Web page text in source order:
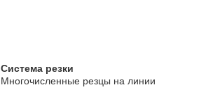
Система резки
Многочисленные резцы на линии